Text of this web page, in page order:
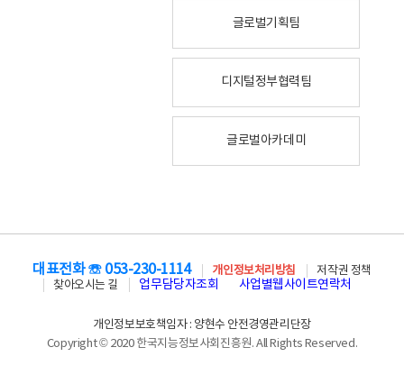
글로벌기획팀
디지털정부협력팀
글로벌아카데미
대표전화 ☏ 053-230-1114 개인정보처리방침
저작권 정책
찾아오시는 길
업무담당자조회 사업별웹사이트연락처
개인정보보호책임자 : 양현수 안전경영관리단장
Copyright © 2020 한국지능정보사회진흥원. All Rights Reserved.